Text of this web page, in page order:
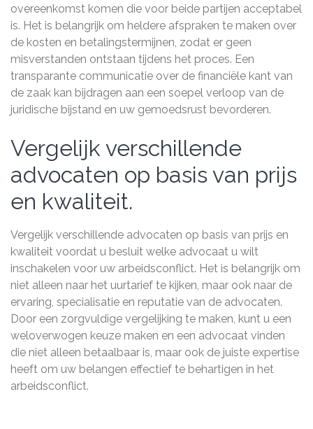
overeenkomst komen die voor beide partijen acceptabel
is. Het is belangrijk om heldere afspraken te maken over
de kosten en betalingstermijnen, zodat er geen
misverstanden ontstaan tijdens het proces. Een
transparante communicatie over de financiële kant van
de zaak kan bijdragen aan een soepel verloop van de
juridische bijstand en uw gemoedsrust bevorderen.
Vergelijk verschillende
advocaten op basis van prijs
en kwaliteit.
Vergelijk verschillende advocaten op basis van prijs en
kwaliteit voordat u besluit welke advocaat u wilt
inschakelen voor uw arbeidsconflict. Het is belangrijk om
niet alleen naar het uurtarief te kijken, maar ook naar de
ervaring, specialisatie en reputatie van de advocaten.
Door een zorgvuldige vergelijking te maken, kunt u een
weloverwogen keuze maken en een advocaat vinden
die niet alleen betaalbaar is, maar ook de juiste expertise
heeft om uw belangen effectief te behartigen in het
arbeidsconflict.